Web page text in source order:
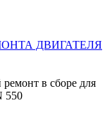
ДВИГАТЕЛЯ
в сборе для
550